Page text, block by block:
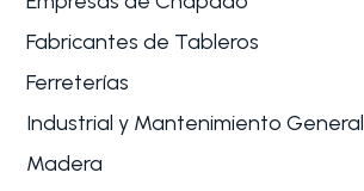
Fabricantes de Tableros
Ferreterías
Industrial y Mantenimiento General
Madera